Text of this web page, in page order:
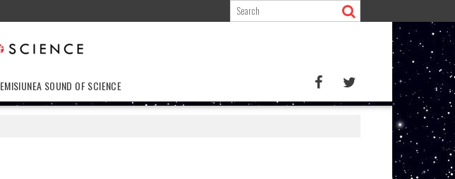
EMISIUNEA SOUND OF SCIENCE